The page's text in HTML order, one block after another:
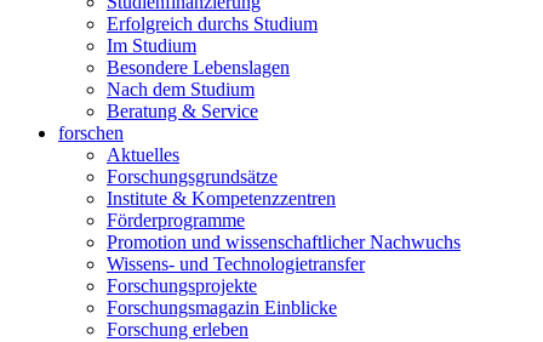
Erfolgreich durchs Studium
Im Studium
Besondere Lebenslagen
Nach dem Studium
Beratung & Service
forschen
Aktuelles
Forschungsgrundsätze
Institute & Kompetenzzentren
Förderprogramme
Promotion und wissenschaftlicher Nachwuchs
Wissens- und Technologietransfer
Forschungsprojekte
Forschungsmagazin Einblicke
Forschung erleben